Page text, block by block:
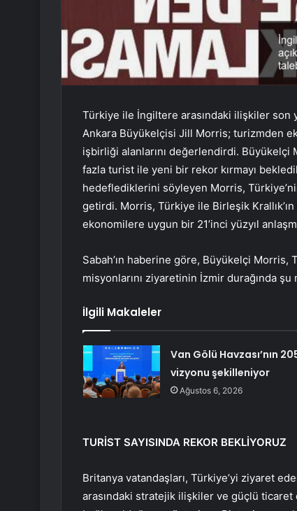
Türkiye ile İngiltere arasındaki ilişkiler son
Ankara Büyükelçisi Jill Morris; turizmden
işbirliği alanlarını değerlendirdi.
fazla turist ile yeni bir rekor kırmayı
hedeflediklerini söyleyen Morris,
getirdi. Morris, Türkiye ile Birleşik
ekonomilere uygun bir 21’inci yüzyıl
Sabah’ın haberine göre, Büyükelçi
misyonlarını ziyaretinin İzmir durağında şu
İlgili Makaleler
Van Gölü Havzası’nın
vizyonu şekilleniyor
Ağustos 6, 2026
TURİST SAYISINDA REKOR BEKLİYORUZ
Britanya vatandaşları, Türkiye’yi ziyaret
arasındaki stratejik ilişkiler ve güçlü ticaret